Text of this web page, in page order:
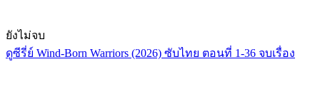
ยังไม่จบ
ดูซีรี่ย์ Wind-Born Warriors (2026) ซับไทย ตอนที่ 1-36 จบเรื่อง